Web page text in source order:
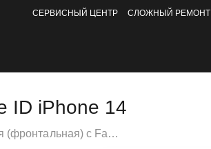
СЕРВИСНЫЙ ЦЕНТР СЛОЖНЫЙ РЕМОНТ
ID iPhone 14
Камера передняя (фронтальная) с Face ID iPhone 14